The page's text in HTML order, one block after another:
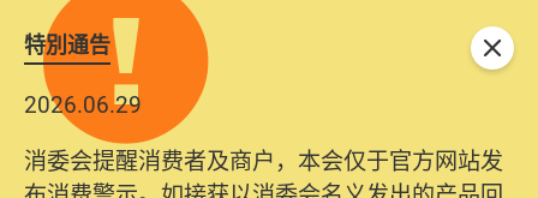
特別通告
2026.06.29
消委会提醒消费者及商户，本会仅于官方网站发
关闭